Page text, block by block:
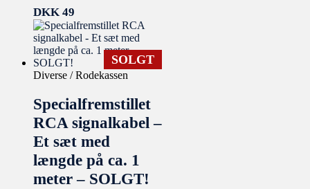
DKK 49
SOLGT
Diverse / Rodekassen
Specialfremstillet
RCA signalkabel –
Et sæt med
længde på ca. 1
meter – SOLGT!